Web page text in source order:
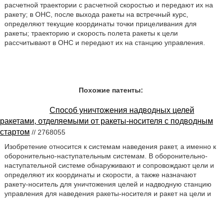
расчетной траектории с расчетной скоростью и передают их на
ракету; в ОНС, после выхода ракеты на встречный курс,
определяют текущие координаты точки прицеливания для
ракеты; траекторию и скорость полета ракеты к цели
рассчитывают в ОНС и передают их на станцию управления.
Похожие патенты:
Способ уничтожения надводных целей
ракетами, отделяемыми от ракеты-носителя с подводным
стартом // 2768055
Изобретение относится к системам наведения ракет, а именно к
оборонительно-наступательным системам. В оборонительно-
наступательной системе обнаруживают и сопровождают цели и
определяют их координаты и скорости, а также назначают
ракету-носитель для уничтожения целей и надводную станцию
управления для наведения ракеты-носителя и ракет на цели и